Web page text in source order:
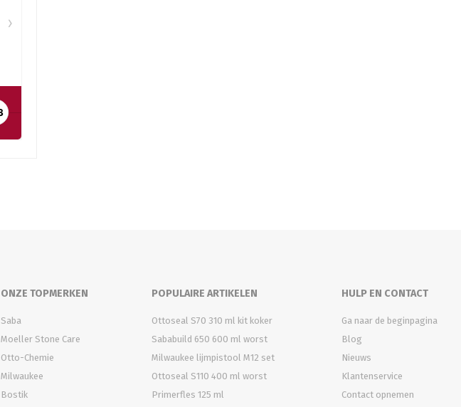
ONZE TOPMERKEN
Saba
Moeller Stone Care
Otto-Chemie
Milwaukee
Bostik
POPULAIRE ARTIKELEN
Ottoseal S70 310 ml kit koker
Sababuild 650 600 ml worst
Milwaukee lijmpistool M12 set
Ottoseal S110 400 ml worst
Primerfles 125 ml
HULP EN CONTACT
Ga naar de beginpagina
Blog
Nieuws
Klantenservice
Contact opnemen